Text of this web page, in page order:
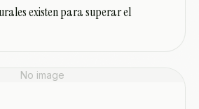
existen para superar el
No image